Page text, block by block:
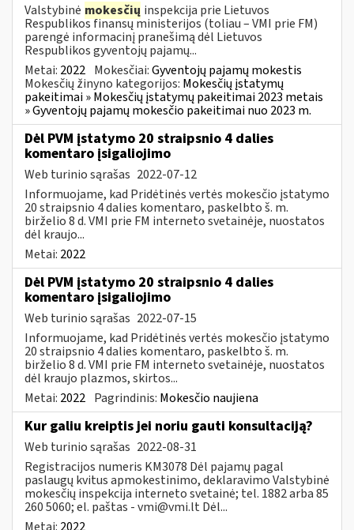
Valstybinė mokesčių inspekcija prie Lietuvos
Respublikos finansų ministerijos (toliau – VMI prie FM)
parengė informacinį pranešimą dėl Lietuvos
Respublikos gyventojų pajamų...
Metai: 2022 Mokesčiai:Gyventojų pajamų mokestis
Mokesčių žinyno kategorijos: Mokesčių įstatymų
pakeitimai » Mokesčių įstatymų pakeitimai 2023 metais
» Gyventojų pajamų mokesčio pakeitimai nuo 2023 m.
Dėl PVM įstatymo 20 straipsnio 4 dalies
komentaro įsigaliojimo
Web turinio sąrašas 2022-07-12
Informuojame, kad Pridėtinės vertės mokesčio įstatymo
20 straipsnio 4 dalies komentaro, paskelbto š. m.
birželio 8 d. VMI prie FM interneto svetainėje, nuostatos
dėl kraujo...
Metai: 2022
Dėl PVM įstatymo 20 straipsnio 4 dalies
komentaro įsigaliojimo
Web turinio sąrašas 2022-07-15
Informuojame, kad Pridėtinės vertės mokesčio įstatymo
20 straipsnio 4 dalies komentaro, paskelbto š. m.
birželio 8 d. VMI prie FM interneto svetainėje, nuostatos
dėl kraujo plazmos, skirtos...
Metai: 2022 Pagrindinis: Mokesčio naujiena
Kur galiu kreiptis jei noriu gauti konsultaciją?
Web turinio sąrašas 2022-08-31
Registracijos numeris KM3078 Dėl pajamų pagal
paslaugų kvitus apmokestinimo, deklaravimo Valstybinė
mokesčių inspekcija interneto svetainė; tel. 1882 arba 85
260 5060; el. paštas -vmi@vmi.ltDėl...
Metai: 2022